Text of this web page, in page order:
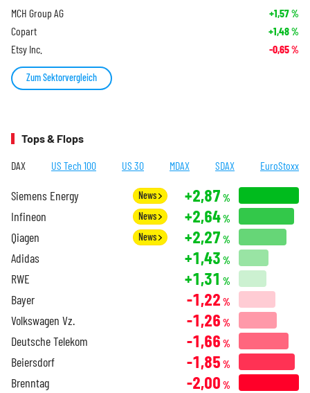
MCH Group AG +1,57%
Copart +1,48%
Etsy Inc. -0,65%
Zum Sektorvergleich
Tops & Flops
DAX US Tech 100 US 30 MDAX SDAX EuroStoxx
Siemens Energy News +2,87 %
Infineon News +2,64%
Qiagen News +2,27 %
Adidas +1,43 %
RWE +1,31 %
Bayer -1,22 %
Volkswagen Vz. -1,26 %
Deutsche Telekom -1,66 %
Beiersdorf -1,85 %
Brenntag -2,00 %